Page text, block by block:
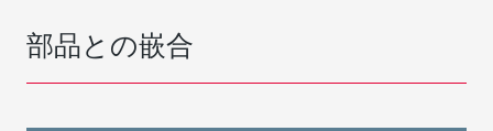
部品との嵌合